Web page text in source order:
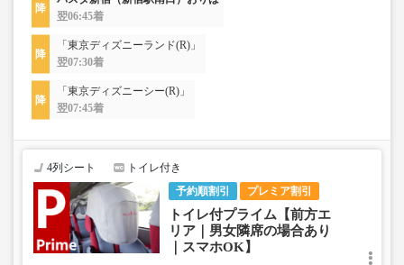
翌06:45着
「東京ディズニーランド(R)」
翌07:30着
「東京ディズニーシー(R)」
翌07:45着
予約順割引 プレミア割引
4列シート トイレ付き
トイレ付プライム【前方エ
リア｜男女隣席の場合あり
｜スマホOK】